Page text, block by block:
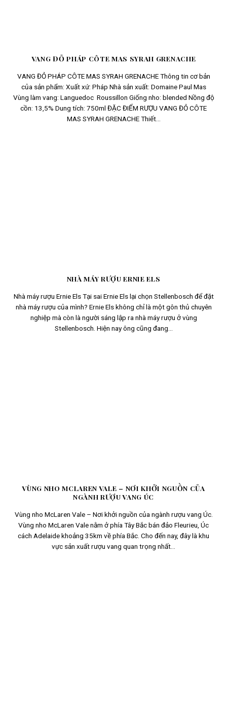
VANG ĐỎ PHÁP CÔTE MAS SYRAH GRENACHE
VANG ĐỎ PHÁP CÔTE MAS SYRAH GRENACHE Thông tin cơ bản
của sản phẩm: Xuất xứ: Pháp Nhà sản xuất: Domaine Paul Mas
Vùng làm vang: Languedoc Roussillon Giống nho: blended Nồng độ
cồn: 13,5% Dung tích: 750ml ĐẶC ĐIỂM RƯỢU VANG ĐỎ CÔTE
MAS SYRAH GRENACHE Thiết...
NHÀ MÁY RƯỢU ERNIE ELS
Nhà máy rượu Ernie Els Tại sai Ernie Els lại chọn Stellenbosch để đặt
nhà máy rượu của mình? Ernie Els không chỉ là một gôn thủ chuyên
nghiệp mà còn là người sáng lập ra nhà máy rượu ở vùng
Stellenbosch. Hiện nay ông cũng đang...
VÙNG NHO MCLAREN VALE – NƠI KHỞI NGUỒN CỦA
NGÀNH RƯỢU VANG ÚC
Vùng nho McLaren Vale – Nơi khởi nguồn của ngành rượu vang Úc.
Vùng nho McLaren Vale nằm ở phía Tây Bắc bán đảo Fleurieu, Úc
cách Adelaide khoảng 35km về phía Bắc. Cho đến nay, đây là khu
vực sản xuất rượu vang quan trọng nhất...